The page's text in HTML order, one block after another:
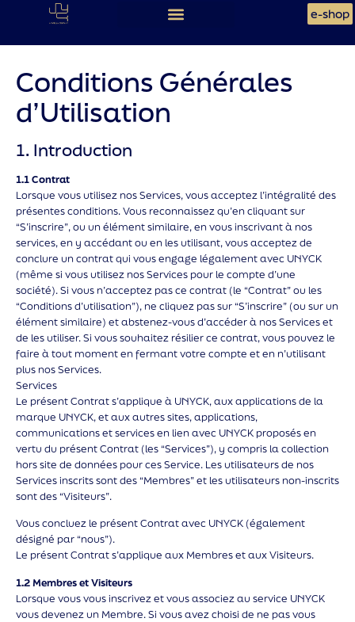
e-shop
Conditions Générales
d’Utilisation
1. Introduction
1.1 Contrat
Lorsque vous utilisez nos Services, vous acceptez l’intégralité des
présentes conditions. Vous reconnaissez qu’en cliquant sur
“S’inscrire”, ou un élément similaire, en vous inscrivant à nos
services, en y accédant ou en les utilisant, vous acceptez de
conclure un contrat qui vous engage légalement avec UNYCK
(même si vous utilisez nos Services pour le compte d’une
société). Si vous n’acceptez pas ce contrat (le “Contrat” ou les
“Conditions d’utilisation”), ne cliquez pas sur “S’inscrire” (ou sur un
élément similaire) et abstenez-vous d’accéder à nos Services et
de les utiliser. Si vous souhaitez résilier ce contrat, vous pouvez le
faire à tout moment en fermant votre compte et en n’utilisant
plus nos Services.
Services
Le présent Contrat s’applique à UNYCK, aux applications de la
marque UNYCK, et aux autres sites, applications,
communications et services en lien avec UNYCK proposés en
vertu du présent Contrat (les “Services”), y compris la collection
hors site de données pour ces Service. Les utilisateurs de nos
Services inscrits sont des “Membres” et les utilisateurs non-inscrits
sont des “Visiteurs”.
Vous concluez le présent Contrat avec UNYCK (également
désigné par “nous”).
Le présent Contrat s’applique aux Membres et aux Visiteurs.
1.2 Membres et Visiteurs
Lorsque vous vous inscrivez et vous associez au service UNYCK
vous devenez un Membre. Si vous avez choisi de ne pas vous